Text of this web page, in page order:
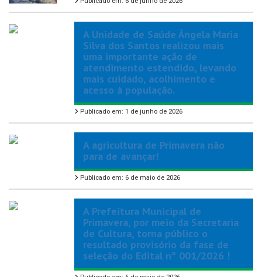
A Unidade de Saúde Ângela Maria
Silva dos Santos realizou mais
uma importante ação de
atendimento estendido, levando
mais cuidado, acolhimento e
acesso à população.
Publicado em: 1 de junho de 2026
A agricultura de Primavera não
para de avançar!
Publicado em: 6 de maio de 2026
A Prefeitura Municipal de
Primavera, por meio da Secretaria
de Cultura, torna público o
resultado provisório da fase de
seleção do Edital nº 001/2026 !